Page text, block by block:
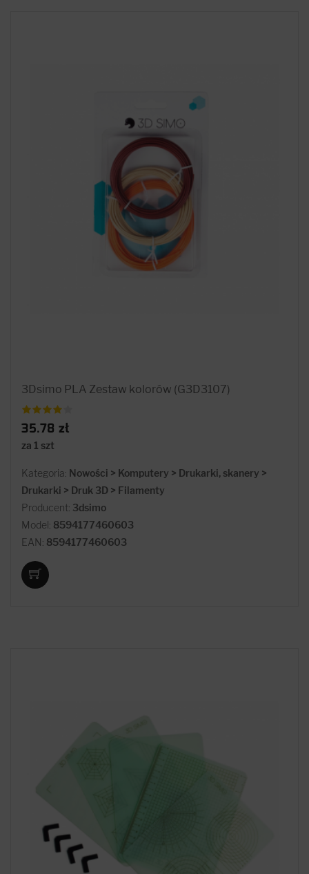
3Dsimo PLA Zestaw kolorów (G3D3107)
35.78 zł
za 1 szt
Kategoria: Nowości > Komputery > Drukarki, skanery >
Drukarki > Druk 3D > Filamenty
Producent: 3dsimo
Model: 8594177460603
EAN: 8594177460603